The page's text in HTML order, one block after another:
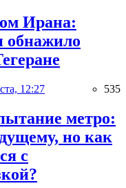
Ирана:
обнажило
12:27 535
метро:
но как
с